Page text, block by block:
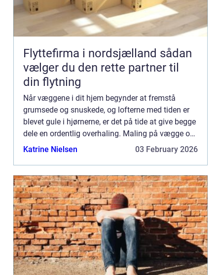
Flyttefirma i nordsjælland sådan
vælger du den rette partner til
din flytning
Når væggene i dit hjem begynder at fremstå
grumsede og snuskede, og lofterne med tiden er
blevet gule i hjørnerne, er det på tide at give begge
dele en ordentlig overhaling. Maling på vægge og
i lofter skal med jævne mellemrum friskes op.
Katrine Nielsen 03 February 2026